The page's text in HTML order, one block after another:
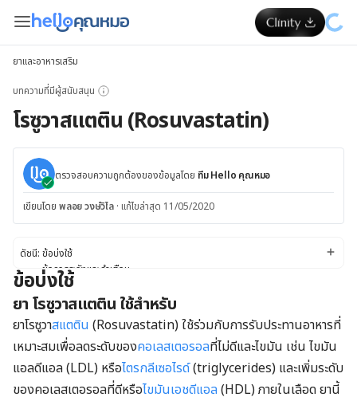
ยาและอาหารเสริม
บทความที่มีผู้สนับสนุน
โรซูวาสแตติน (Rosuvastatin)
ตรวจสอบความถูกต้องของข้อมูลโดย ทีม Hello คุณหมอ
เขียนโดย พลอย วงษ์วิไล · แก้ไขล่าสุด 11/05/2020
ดัชนี: ข้อบ่งใช้
ข้อควรระวังและคำเตือน
ผลข้างเคียง
ปฏิกิริยาของยา
ขนาดยา
ข้อบ่งใช้
ยา โรซูวาสแตติน ใช้สำหรับ
ยาโรซูวาสแตติน (Rosuvastatin) ใช้ร่วมกับการรับประทานอาหารที่
เหมาะสมเพื่อลดระดับของคอเลสเตอรอลที่ไม่ดีและไขมัน เช่น ไขมัน
แอลดีแอล (LDL) หรือไตรกลีเซอไรด์(triglycerides) และเพิ่มระดับ
ของคอเลสเตอรอลที่ดีหรือไขมันเอชดีแอล (HDL) ภายในเลือด ยานี้